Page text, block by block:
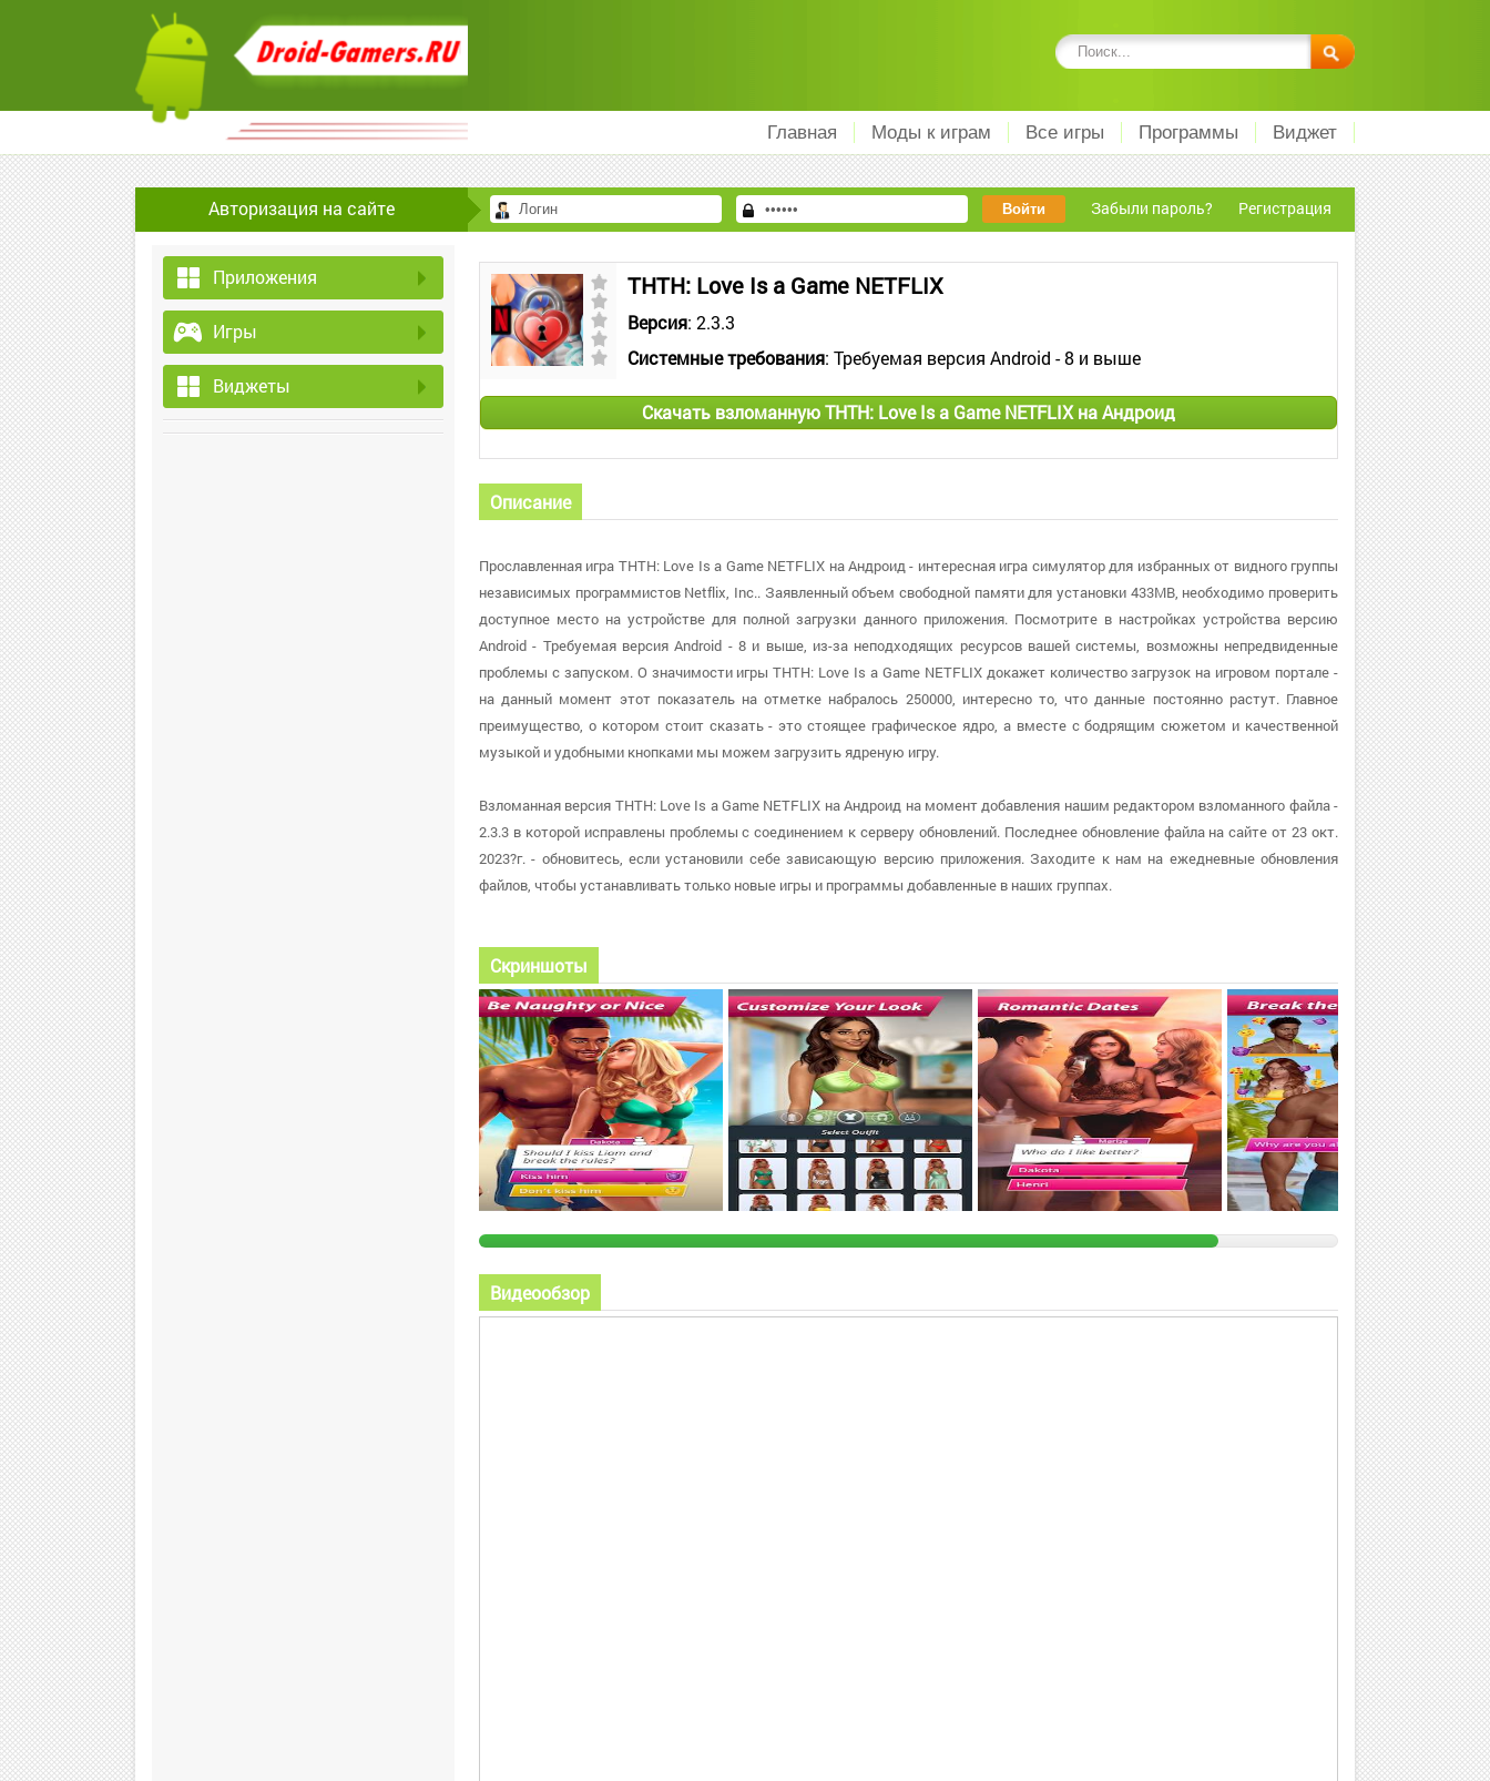
Главная Моды к играм Все игры Программы Виджет
Авторизация на сайте Забыли пароль? Регистрация
Приложения
Игры
Виджеты
THTH: Love Is a Game NETFLIX
Версия: 2.3.3
Системные требования: Требуемая версия Android - 8 и выше
Скачать взломанную THTH: Love Is a Game NETFLIX на Андроид
Описание
Прославленная игра THTH: Love Is a Game NETFLIX на Андроид - интересная игра симулятор для избранных от видного группы
независимых программистов Netflix, Inc.. Заявленный объем свободной памяти для установки 433MB, необходимо проверить
доступное место на устройстве для полной загрузки данного приложения. Посмотрите в настройках устройства версию
Android - Требуемая версия Android - 8 и выше, из-за неподходящих ресурсов вашей системы, возможны непредвиденные
проблемы с запуском. О значимости игры THTH: Love Is a Game NETFLIX докажет количество загрузок на игровом портале -
на данный момент этот показатель на отметке набралось 250000, интересно то, что данные постоянно растут. Главное
преимущество, о котором стоит сказать - это стоящее графическое ядро, а вместе с бодрящим сюжетом и качественной
музыкой и удобными кнопками мы можем загрузить ядреную игру.
Взломанная версия THTH: Love Is a Game NETFLIX на Андроид на момент добавления нашим редактором взломанного файла -
2.3.3 в которой исправлены проблемы с соединением к серверу обновлений. Последнее обновление файла на сайте от 23 окт.
2023?г. - обновитесь, если установили себе зависающую версию приложения. Заходите к нам на ежедневные обновления
файлов, чтобы устанавливать только новые игры и программы добавленные в наших группах.
Скриншоты
Видеообзор